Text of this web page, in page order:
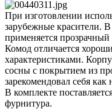
При изготовлении
зарубежные красители.
применяется
Комод отличается
характеристиками.
сосны с покрытием из
зарекомендовал себя
В комплекте
фурнитура.